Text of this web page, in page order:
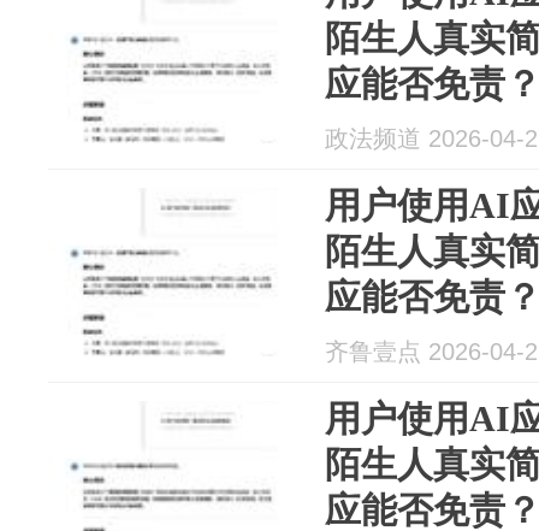
陌生人真实
应能否免责
政法频道 2026-04-
用户使用AI
陌生人真实
应能否免责
齐鲁壹点 2026-04-
用户使用AI
陌生人真实
应能否免责